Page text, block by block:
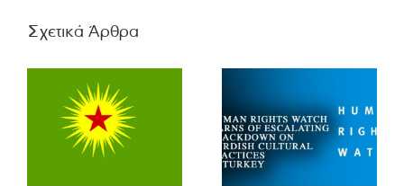
Σχετικά Άρθρα